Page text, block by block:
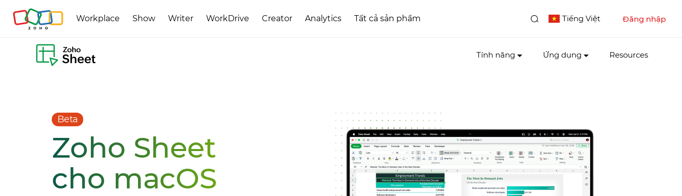
Workplace Show Writer WorkDrive Creator Analytics Tất cả sản phẩm Tiếng Việt Đăng nhập
Tính năng Ứng dụng Resources
Beta
Zoho Sheet
cho macOS